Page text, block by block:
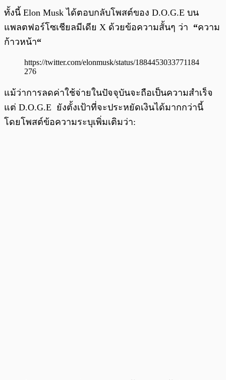
ทั้งนี้ Elon Musk ได้ตอบกลับโพสต์ของ D.O.G.E บน
แพลตฟอร์โซเชียลมีเดีย X ด้วยข้อความสั้นๆ ว่า “ความ
ก้าวหน้า“
https://twitter.com/elonmusk/status/1884453033771184
276
แม้ว่าการลดค่าใช้จ่ายในปัจจุบันจะถือเป็นความสำเร็จ
แต่ D.O.G.E ยังตั้งเป้าที่จะประหยัดเงินได้มากกว่านี้
โดยโพสต์ข้อความระบุเพิ่มเติมว่า: